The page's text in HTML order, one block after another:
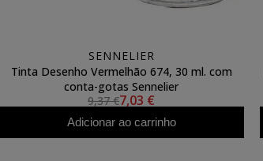
SENNELIER
Tinta Desenho Vermelhão 674, 30 ml. com
conta-gotas Sennelier
9,37 €7,03 €
Adicionar ao carrinho